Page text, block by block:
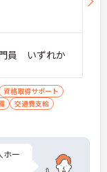
員 いずれか
資格取得サポート
交通費支給
ホー